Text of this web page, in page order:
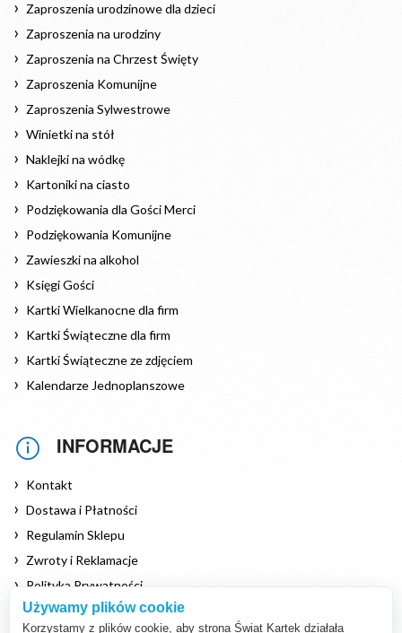
Zaproszenia urodzinowe dla dzieci
Zaproszenia na urodziny
Zaproszenia na Chrzest Święty
Zaproszenia Komunijne
Zaproszenia Sylwestrowe
Winietki na stół
Naklejki na wódkę
Kartoniki na ciasto
Podziękowania dla Gości Merci
Podziękowania Komunijne
Zawieszki na alkohol
Księgi Gości
Kartki Wielkanocne dla firm
Kartki Świąteczne dla firm
Kartki Świąteczne ze zdjęciem
Kalendarze Jednoplanszowe
INFORMACJE
Kontakt
Dostawa i Płatności
Regulamin Sklepu
Zwroty i Reklamacje
Polityka Prywatności
Polityka Cookies
Używamy plików cookie
Korzystamy z plików cookie, aby strona Świat Kartek działała